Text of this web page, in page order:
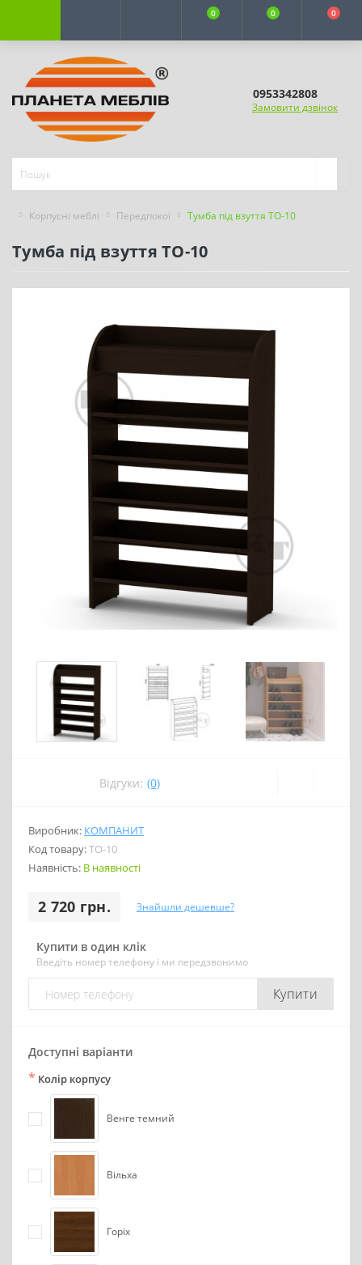
0 0 0
0953342808
Замовити дзвінок
Корпусні меблі Передпокої Тумба під взуття ТО-10
Тумба під взуття ТО-10
Відгуки: (0)
Виробник: КОМПАНИТ
Код товару:ТО-10
Наявність: В наявності
2 720 грн. Знайшли дешевше?
Купити в один клік
Введіть номер телефону і ми передзвонимо
Купити
Доступні варіанти
* Колір корпусу
Венге темний
Вільха
Горіх